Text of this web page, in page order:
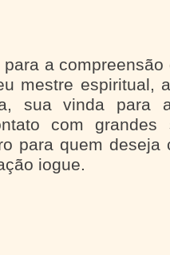
a
mestre espiritual,
sua vinda para
com grandes
para quem deseja
iogue.